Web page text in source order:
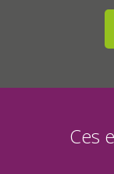
Ces